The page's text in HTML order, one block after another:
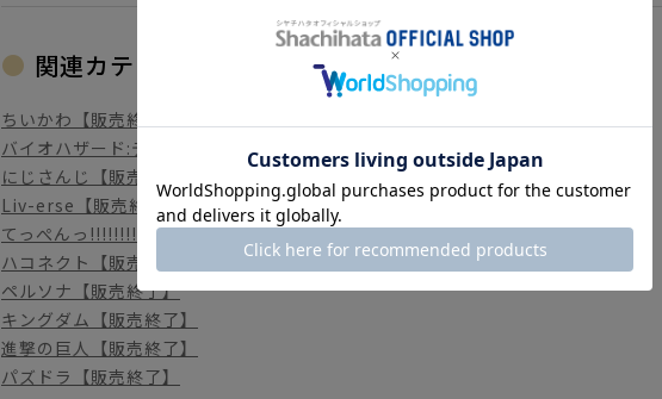
関連カテゴリ
ちいかわ【販売終了】
バイオハザード:デスアイランド【販売終了】
にじさんじ【販売終了】
Liv-erse【販売終了】
てっぺんっ!!!!!!!!!!!!!!!【販売終了】
ハコネクト【販売終了】
ペルソナ【販売終了】
キングダム【販売終了】
進撃の巨人【販売終了】
パズドラ【販売終了】